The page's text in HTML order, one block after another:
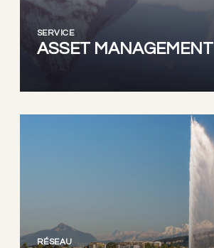
SERVICE
ASSET MANAGEMENT
RÉSEAU